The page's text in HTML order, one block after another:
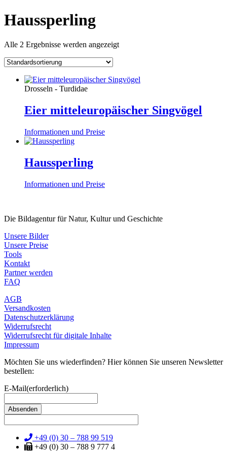
Haussperling
Alle 2 Ergebnisse werden angezeigt
Drosseln - Turdidae
Eier mitteleuropäischer Singvögel
Informationen und Preise
Haussperling
Informationen und Preise
Die Bildagentur für Natur, Kultur und Geschichte
Unsere Bilder
Unsere Preise
Tools
Kontakt
Partner werden
FAQ
AGB
Versandkosten
Datenschutzerklärung
Widerrufsrecht
Widerrufsrecht für digitale Inhalte
Impressum
Möchten Sie uns wiederfinden? Hier können Sie unseren Newsletter
bestellen:
E-Mail(erforderlich)
+49 (0) 30 – 788 99 519
+49 (0) 30 – 788 9 777 4